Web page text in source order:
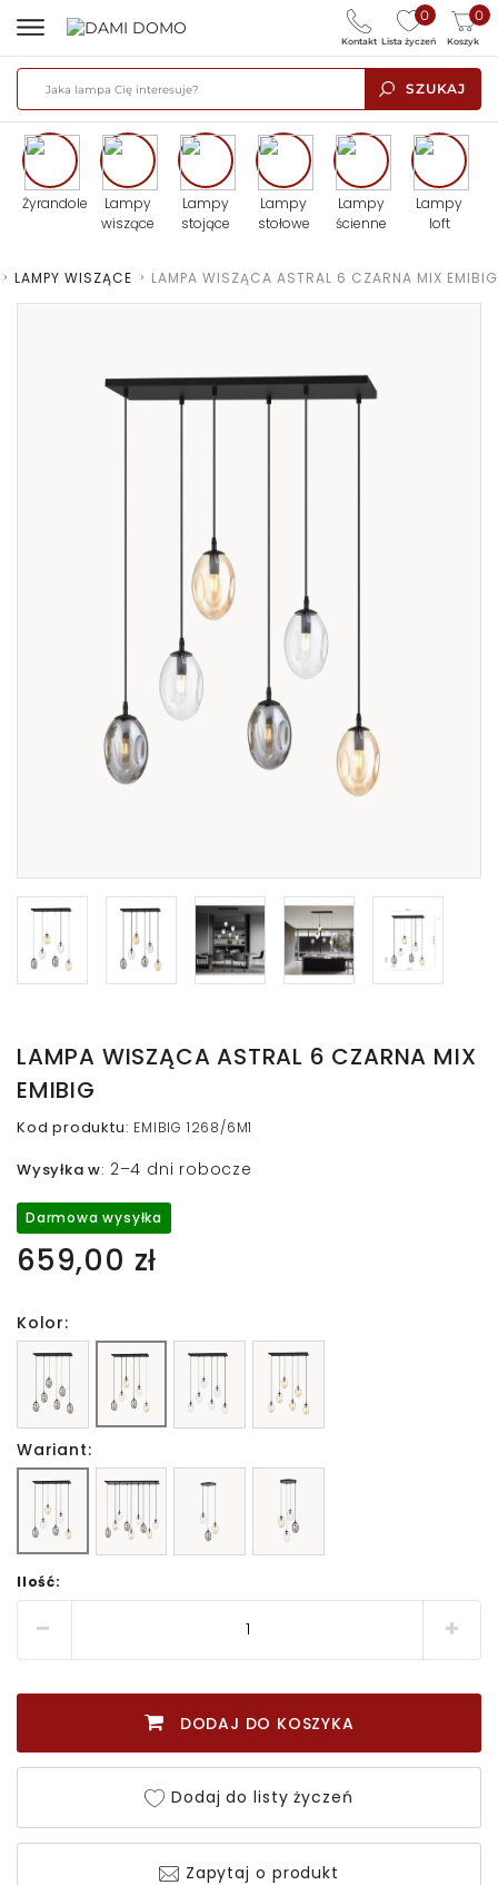
SZUKAJ
0
Lista życzeń
0
Koszyk
Kontakt
Żyrandole
Lampy
wiszące
Lampy
stojące
Lampy
stołowe
Lampy
ścienne
Lampy
loft
> LAMPY WISZĄCE > LAMPA WISZĄCA ASTRAL 6 CZARNA MIX EMIBIG
LAMPA WISZĄCA ASTRAL 6 CZARNA MIX
EMIBIG
Kod produktu: EMIBIG 1268/6M1
Wysyłka w: 2–4 dni robocze
Darmowa wysyłka
659,00 zł
Kolor:
Wariant:
Ilość:
DODAJ DO KOSZYKA
Dodaj do listy życzeń
Zapytaj o produkt